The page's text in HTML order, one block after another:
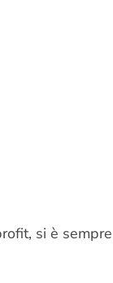
si è